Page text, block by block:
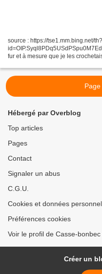
source : https://tse1.mm.bing.net/th?
fur et à mesure que je les
Hébergé par Overblog
Top articles
Pages
Contact
Signaler un abus
C.G.U.
Cookies et données
Préférences cookies
Voir le profil de Casse-
Créer un